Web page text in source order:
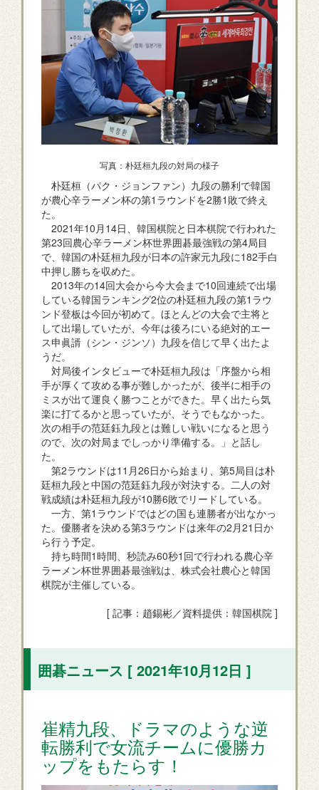
写真：朴廷桓九段の対局の様子
朴廷桓（パク・ジョンファン）九段の勝利で韓国
が農心辛ラーメン杯の第1ラウンドを2勝1敗で終え
た。
2021年10月14日、韓国棋院と日本棋院で行われた
第23回農心辛ラーメン杯世界囲碁最強戦の第4局目
で、韓国の朴廷桓九段が日本の許家元九段に182手白
中押し勝ちを収めた。
2013年の14回大会から今大会まで10回連続で出場
している韓国ランキング2位の朴廷桓九段の第1ラウ
ンド登板は今回が初めて。ほとんどの大会で主将と
して出場していたが、今年は後ろにいる絶対的エー
ス申眞諝（シン・ジンソ）九段を信じて早く出たよ
うだ。
対局後インタビューで朴廷桓九段は「序盤から相
手が厚くて攻める事が難しかったが、後半に相手の
ミスが出て運良く勝つことができた。早く出たら気
楽に打てるかと思っていたが、そうでもなかった。
次の相手の范廷鈺九段とは難しい戦いになると思う
ので、次の対局までしっかり準備する。」と話し
た。
第2ラウンドは11月26日から始まり、第5局目は朴
廷桓九段と中国の范廷鈺九段が対決する。二人の対
戦成績は朴廷桓九段が10勝6敗でリードしている。
一方、第1ラウンドではどの国も連勝者が出なかっ
た。優勝者を決める第3ラウンドは来年の2月21日か
ら行う予定。
持ち時間1時間、秒読み60秒1回で行われる農心辛
ラーメン杯世界囲碁最強戦は、株式会社農心と韓国
棋院が主催している。
[ 記事：趙錫彬／資料提供：韓国棋院 ]
囲碁ニュース [ 2021年10月12日 ]
崔精九段、ドラマのような逆
転勝利で女流チームに優勝カ
ップをもたらす！